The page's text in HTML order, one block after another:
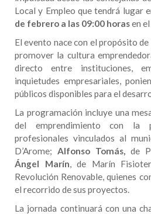
Local y Empleo que tendrá lugar
de febrero a las 09:00 horasen el
El evento nace con el propósito
promover la cultura
directo entre instituciones,
inquietudes empresariales,
públicos disponibles para el
La programación incluye una
del emprendimiento con la
profesionales vinculados al
D’Arome; Alfonso Tomás, de
Ángel Marín, de Marín
Revolución Renovable, quienes
el recorrido de sus proyectos.
La jornada continuará con una